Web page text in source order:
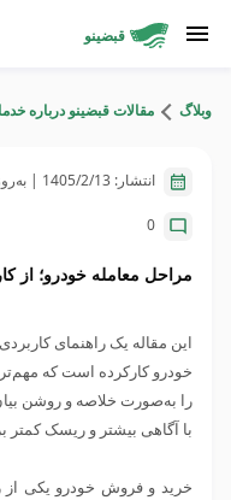
قبضینو
وبلاگ مقالات قبضینو درباره
انتشار: 1405/2/13
|
مراحل معامله خودرو؛ از
این مقاله یک راهنمای
خودرو کارکرده است که
را به‌صورت خلاصه و روشن
با آگاهی بیشتر و ریسک کمتر
خرید و فروش خودرو یکی از